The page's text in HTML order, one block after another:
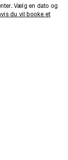
Vælg en dato og
du vil booke et